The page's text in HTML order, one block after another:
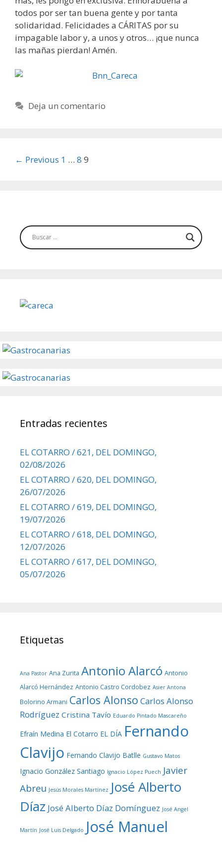
todos por ser tan buena gente y por tanta
solidaridad. Felicidades a CÁRITAS por su
impagable labor y, a unos y otros… ¡que nunca
las mañas pierdan! Amén.
Deja un comentario
Post
← Previous 1 … 8 9
Entradas recientes
EL COTARRO / 621, DEL DOMINGO,
02/08/2026
EL COTARRO / 620, DEL DOMINGO,
26/07/2026
EL COTARRO / 619, DEL DOMINGO,
19/07/2026
EL COTARRO / 618, DEL DOMINGO,
12/07/2026
EL COTARRO / 617, DEL DOMINGO,
05/07/2026
Etiquetas
Ana Pastor Ana Zurita Antonio Alarcó Antonio
Alarcó Hernández Antonio Castro Cordobez Asier Antona
Bolorino Armani Carlos Alonso Carlos Alonso
Rodríguez Cristina Tavío Eduardo Pintado Mascareño
Efraín Medina El Cotarro EL DÍA Fernando
Clavijo Fernando Clavijo Batlle Gustavo Matos
Ignacio González Santiago Ignacio López Puech Javier
Abreu Jesús Morales Martínez José Alberto
Díaz José Alberto Díaz Domínguez José Angel
Martín José Luis Delgado José Manuel